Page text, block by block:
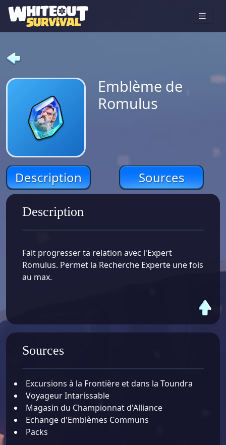
Emblème de
Romulus
Description Sources
Description
Fait progresser ta relation avec l'Expert
Romulus. Permet la Recherche Experte une fois
au max.
Sources
Excursions à la Frontière et dans la Toundra
Voyageur Intarissable
Magasin du Championnat d'Alliance
Echange d'Emblèmes Communs
Packs